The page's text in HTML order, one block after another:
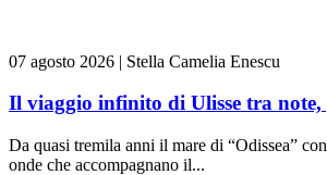
07 agosto 2026 | Stella Camelia Enescu
Il viaggio infinito di Ulisse tra note,
Da quasi tremila anni il mare di “Odissea”
onde che accompagnano il...